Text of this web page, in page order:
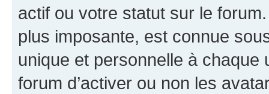
actif ou votre statut sur le
plus imposante, est connue
unique et personnelle à chaque
forum d’activer ou non les